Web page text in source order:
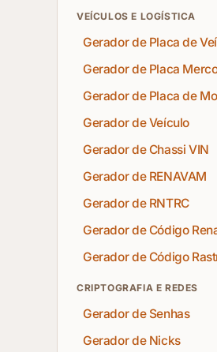
VEÍCULOS E LOGÍSTICA
Gerador de Placa de
Gerador de Placa
Gerador de Placa de
Gerador de Veículo
Gerador de Chassi VIN
Gerador de RENAVAM
Gerador de RNTRC
Gerador de Código
Gerador de Código
CRIPTOGRAFIA E REDES
Gerador de Senhas
Gerador de Nicks